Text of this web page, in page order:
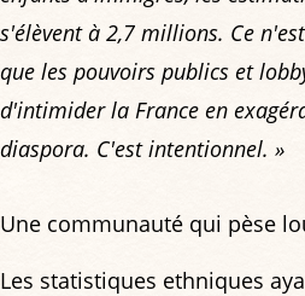
s'élèvent à 2,7 millions. Ce
que les pouvoirs publics et
d'intimider la France en
diaspora. C'est intentionnel. »
Une communauté qui pèse
Les statistiques ethniques